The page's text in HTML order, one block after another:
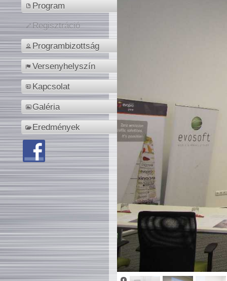
Program
Regisztráció
Programbizottság
Versenyhelyszín
Kapcsolat
Galéria
Eredmények